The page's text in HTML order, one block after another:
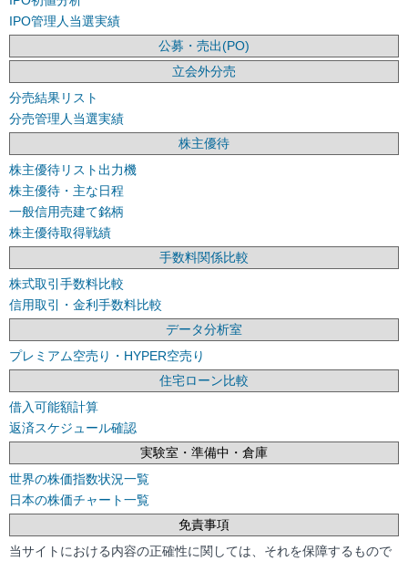
IPO管理人当選実績
公募・売出(PO)
立会外分売
分売結果リスト
分売管理人当選実績
株主優待
株主優待リスト出力機
株主優待・主な日程
一般信用売建て銘柄
株主優待取得戦績
手数料関係比較
株式取引手数料比較
信用取引・金利手数料比較
データ分析室
プレミアム空売り・HYPER空売り
住宅ローン比較
借入可能額計算
返済スケジュール確認
実験室・準備中・倉庫
世界の株価指数状況一覧
日本の株価チャート一覧
免責事項
当サイトにおける内容の正確性に関しては、それを保障するもので